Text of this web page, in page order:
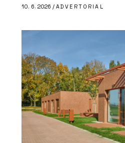
10. 6. 2026 / ADVERTORIAL